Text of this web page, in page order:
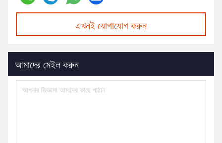
এখনই যোগাযোগ করুন
আমাদের মেইল করুন